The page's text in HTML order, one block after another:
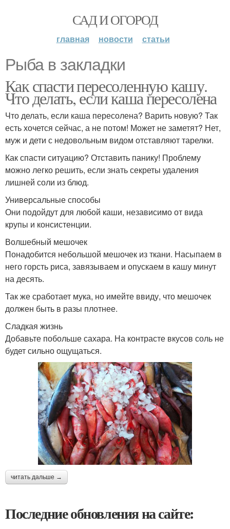
САД И ОГОРОД
главная новости статьи
Рыба в закладки
Как спасти пересоленную кашу.
Что делать, если каша пересолена
Что делать, если каша пересолена? Варить новую? Так
есть хочется сейчас, а не потом! Может не заметят? Нет,
муж и дети с недовольным видом отставляют тарелки.
Как спасти ситуацию? Отставить панику! Проблему
можно легко решить, если знать секреты удаления
лишней соли из блюд.
Универсальные способы
Они подойдут для любой каши, независимо от вида
крупы и консистенции.
Волшебный мешочек
Понадобится небольшой мешочек из ткани. Насыпаем в
него горсть риса, завязываем и опускаем в кашу минут
на десять.
Так же сработает мука, но имейте ввиду, что мешочек
должен быть в разы плотнее.
Сладкая жизнь
Добавьте побольше сахара. На контрасте вкусов соль не
будет сильно ощущаться.
читать дальше →
Последние обновления на сайте: